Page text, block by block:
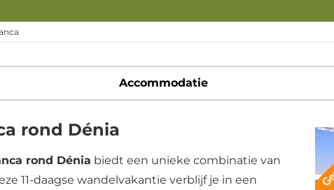
Accommodatie
rond Dénia
rond Dénia biedt een unieke combinatie van
11-daagse wandelvakantie verblijf je in een